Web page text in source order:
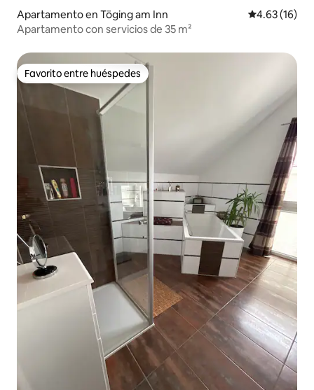
Apartamento en Töging am Inn Calificación
4.63 (16)
Apartamento con servicios de 35 m²
Favorito entre huéspedes
Favorito entre huéspedes